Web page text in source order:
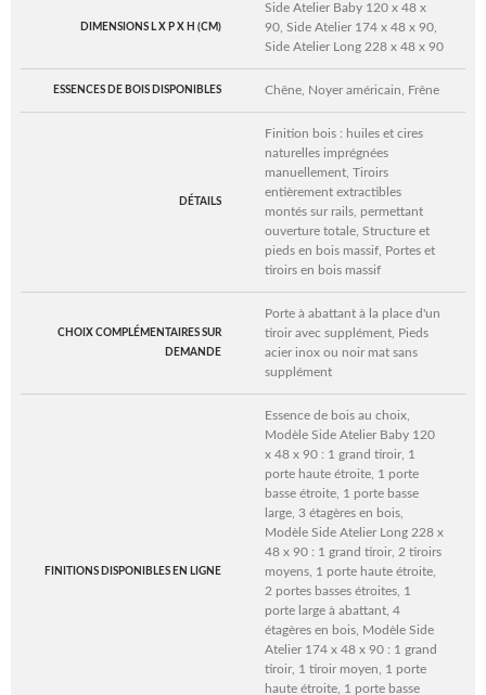
DIMENSIONS L X P X H (CM)
Side Atelier Baby 120 x 48 x
90, Side Atelier 174 x 48 x 90,
Side Atelier Long 228 x 48 x 90
ESSENCES DE BOIS DISPONIBLES Chêne, Noyer américain, Frêne
DÉTAILS
Finition bois : huiles et cires
naturelles imprégnées
manuellement, Tiroirs
entièrement extractibles
montés sur rails, permettant
ouverture totale, Structure et
pieds en bois massif, Portes et
tiroirs en bois massif
CHOIX COMPLÉMENTAIRES SUR
DEMANDE
Porte à abattant à la place d'un
tiroir avec supplément, Pieds
acier inox ou noir mat sans
supplément
FINITIONS DISPONIBLES EN LIGNE
Essence de bois au choix,
Modèle Side Atelier Baby 120
x 48 x 90 : 1 grand tiroir, 1
porte haute étroite, 1 porte
basse étroite, 1 porte basse
large, 3 étagères en bois,
Modèle Side Atelier Long 228 x
48 x 90 : 1 grand tiroir, 2 tiroirs
moyens, 1 porte haute étroite,
2 portes basses étroites, 1
porte large à abattant, 4
étagères en bois, Modèle Side
Atelier 174 x 48 x 90 : 1 grand
tiroir, 1 tiroir moyen, 1 porte
haute étroite, 1 porte basse